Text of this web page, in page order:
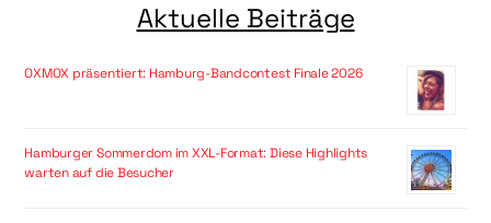
Aktuelle Beiträge
OXMOX präsentiert: Hamburg-Bandcontest Finale 2026
Hamburger Sommerdom im XXL-Format: Diese Highlights
warten auf die Besucher